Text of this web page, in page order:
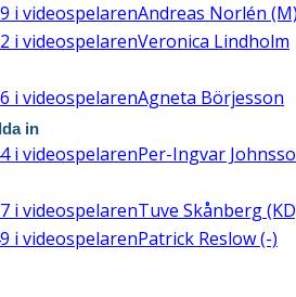
i videospelarenAndreas Norlén
i videospelarenVeronica Lindholm
i videospelarenAgneta Börjesson
i videospelarenPer-Ingvar
i videospelarenTuve Skånberg
i videospelarenPatrick Reslow (-)
in